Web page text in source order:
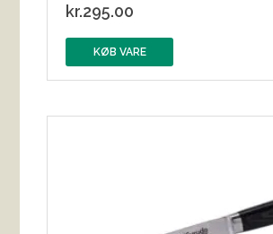
kr.295.00
KØB VARE